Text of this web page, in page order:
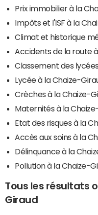
Prix immobilier à la
Impôts et l'ISF à la
Climat et historique
Accidents de la route
Classement des
Lycée à la Chaize-
Crèches à la Chaize-
Maternités à la
Etat des risques à la
Accès aux soins à la
Délinquance à la
Pollution à la Chaize-
Tous les résultats
Giraud